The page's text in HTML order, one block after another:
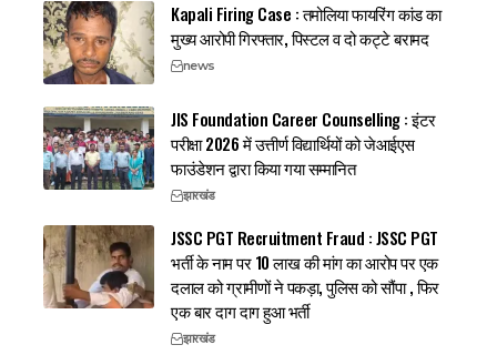
Kapali Firing Case : तमोलिया फायरिंग कांड का
मुख्य आरोपी गिरफ्तार, पिस्टल व दो कट्टे बरामद
news
JIS Foundation Career Counselling : इंटर
परीक्षा 2026 में उत्तीर्ण विद्यार्थियों को जेआईएस
फाउंडेशन द्वारा किया गया सम्मानित
झारखंड
JSSC PGT Recruitment Fraud : JSSC PGT
भर्ती के नाम पर 10 लाख की मांग का आरोप पर एक
दलाल को ग्रामीणों ने पकड़ा, पुलिस को सौंपा , फिर
एक बार दाग दाग हुआ भर्ती
झारखंड